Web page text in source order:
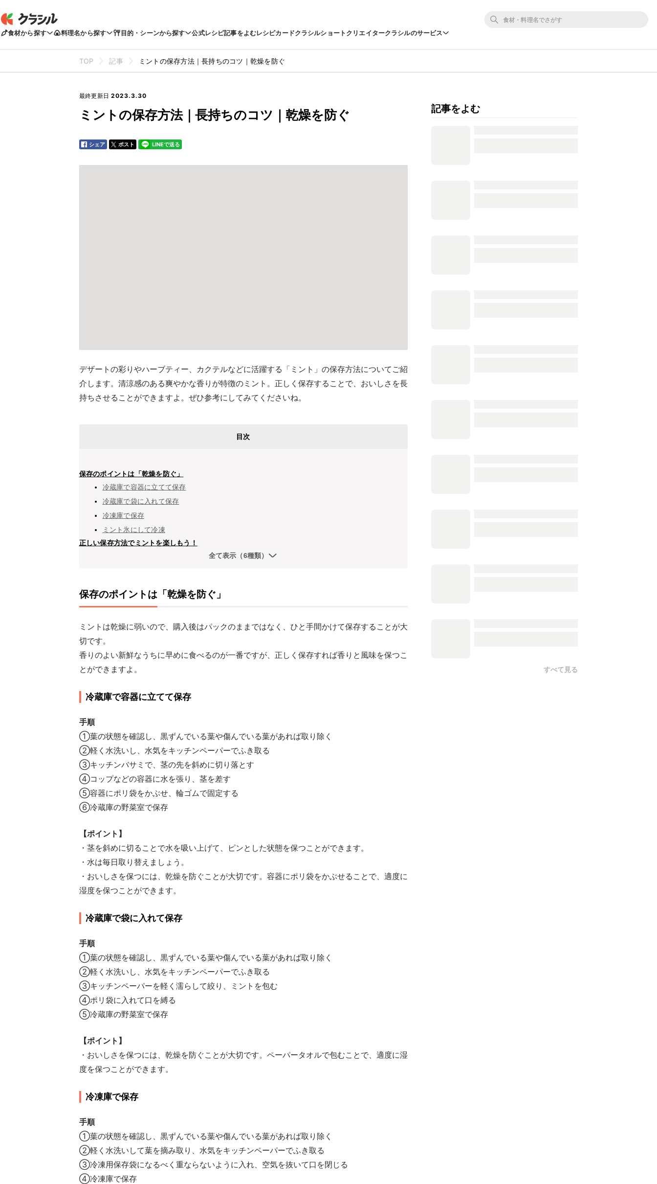
食材から探す 料理名から探す 目的・シーンから探す 公式レシピ記事をよむレシピカードクラシルショートクリエイタークラシルのサービス
TOP 記事 ミントの保存方法｜長持ちのコツ｜乾燥を防ぐ
最終更新日 2023.3.30
ミントの保存方法｜長持ちのコツ｜乾燥を防ぐ
シェア ポスト LINEで送る
デザートの彩りやハーブティー、カクテルなどに活躍する「ミント」の保存方法についてご紹
介します。清涼感のある爽やかな香りが特徴のミント。正しく保存することで、おいしさを長
持ちさせることができますよ。ぜひ参考にしてみてくださいね。
目次
保存のポイントは「乾燥を防ぐ」
冷蔵庫で容器に立てて保存
冷蔵庫で袋に入れて保存
冷凍庫で保存
ミント氷にして冷凍
正しい保存方法でミントを楽しもう！
全て表示（6種類）
保存のポイントは「乾燥を防ぐ」
ミントは乾燥に弱いので、購入後はパックのままではなく、ひと手間かけて保存することが大
切です。
香りのよい新鮮なうちに早めに食べるのが一番ですが、正しく保存すれば香りと風味を保つこ
とができますよ。
冷蔵庫で容器に立てて保存
手順
①葉の状態を確認し、黒ずんでいる葉や傷んでいる葉があれば取り除く
②軽く水洗いし、水気をキッチンペーパーでふき取る
③キッチンバサミで、茎の先を斜めに切り落とす
④コップなどの容器に水を張り、茎を差す
⑤容器にポリ袋をかぶせ、輪ゴムで固定する
⑥冷蔵庫の野菜室で保存
【ポイント】
・茎を斜めに切ることで水を吸い上げて、ピンとした状態を保つことができます。
・水は毎日取り替えましょう。
・おいしさを保つには、乾燥を防ぐことが大切です。容器にポリ袋をかぶせることで、適度に
湿度を保つことができます。
冷蔵庫で袋に入れて保存
手順
①葉の状態を確認し、黒ずんでいる葉や傷んでいる葉があれば取り除く
②軽く水洗いし、水気をキッチンペーパーでふき取る
③キッチンペーパーを軽く濡らして絞り、ミントを包む
④ポリ袋に入れて口を縛る
⑤冷蔵庫の野菜室で保存
【ポイント】
・おいしさを保つには、乾燥を防ぐことが大切です。ペーパータオルで包むことで、適度に湿
度を保つことができます。
冷凍庫で保存
手順
①葉の状態を確認し、黒ずんでいる葉や傷んでいる葉があれば取り除く
②軽く水洗いして葉を摘み取り、水気をキッチンペーパーでふき取る
③冷凍用保存袋になるべく重ならないように入れ、空気を抜いて口を閉じる
④冷凍庫で保存
記事をよむ
すべて見る